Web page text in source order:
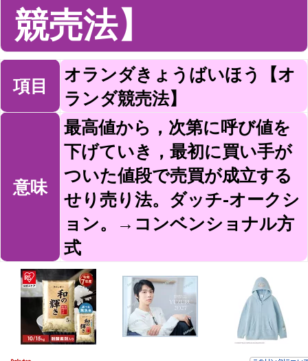
競売法】
項目
オランダきょうばいほう【オ
ランダ競売法】
意味
最高値から，次第に呼び値を
下げていき，最初に買い手が
ついた値段で売買が成立する
せり売り法。ダッチ-オークシ
ョン。→コンベンショナル方
式